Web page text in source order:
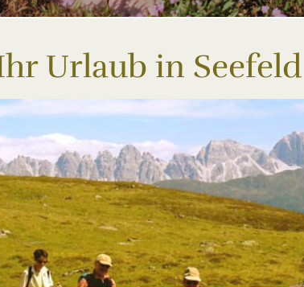
Urlaub in Seefeld